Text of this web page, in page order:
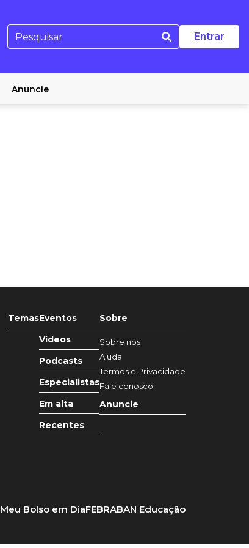
Entrar
Anuncie
TemasEventos
Vídeos
Podcasts
Especialistas
Em alta
Recentes
Sobre
Sobre nós
Ajuda
Termos e Privacidade
Fale conosco
Anuncie
Meu Bolso em DiaFEBRABAN Educação